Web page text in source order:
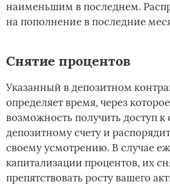
наименьшим в последнем.
на пополнение в последние
Снятие процентов
Указанный в депозитном
определяет время, через
возможность получить доступ к
депозитному счету и
своему усмотрению. В случае
капитализации процентов, их
препятствовать росту вашего